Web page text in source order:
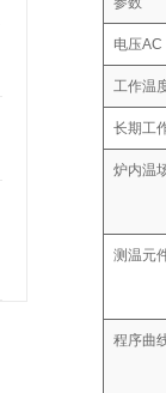
电压AC
工作温
长期工
炉内温
测温元
程序曲